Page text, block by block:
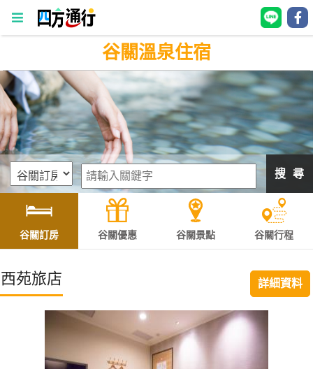
四
方
通
行
訂
房
灣
訂
房
直接跟飯店訂房HOT
谷關溫泉住宿
搜 尋
谷關訂房 谷關優惠 谷關景點 谷關行程
西苑旅店 詳細資料